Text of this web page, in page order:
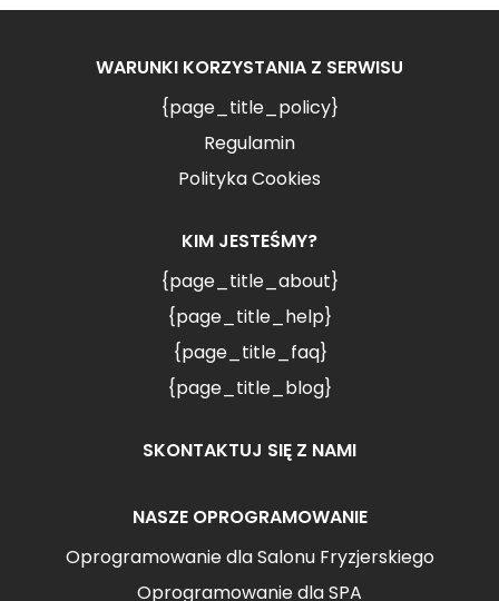
WARUNKI KORZYSTANIA Z SERWISU
{page_title_policy}
Regulamin
Polityka Cookies
KIM JESTEŚMY?
{page_title_about}
{page_title_help}
{page_title_faq}
{page_title_blog}
SKONTAKTUJ SIĘ Z NAMI
NASZE OPROGRAMOWANIE
Oprogramowanie dla Salonu Fryzjerskiego
Oprogramowanie dla SPA